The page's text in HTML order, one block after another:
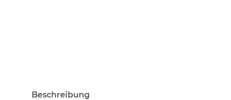
weitere Registerkarten anzeigen
Beschreibung